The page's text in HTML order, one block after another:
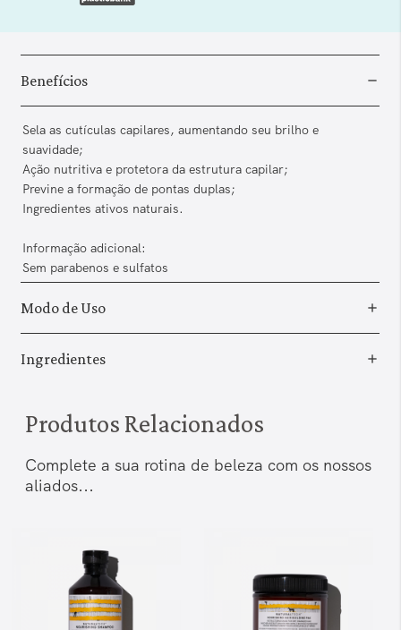
Benefícios
Sela as cutículas capilares, aumentando seu brilho e
suavidade;
Ação nutritiva e protetora da estrutura capilar;
Previne a formação de pontas duplas;
Ingredientes ativos naturais.
Informação adicional:
Sem parabenos e sulfatos
Modo de Uso
Ingredientes
Produtos Relacionados
Complete a sua rotina de beleza com os nossos
aliados...